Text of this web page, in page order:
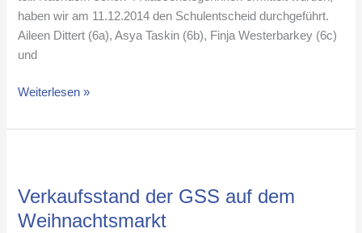
haben wir am 11.12.2014 den Schulentscheid durchgeführt.
Aileen Dittert (6a), Asya Taskin (6b), Finja Westerbarkey (6c)
und
Weiterlesen »
Verkaufsstand der GSS auf dem
Weihnachtsmarkt
GSS
auf